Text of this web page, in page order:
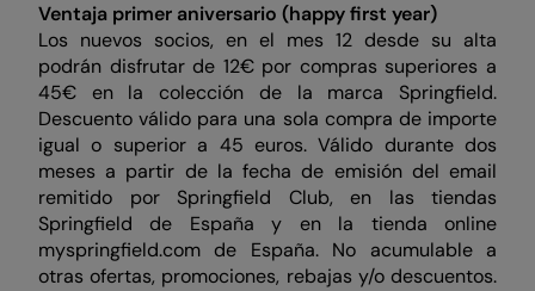
Ventaja primer aniversario (happy first year)
Los nuevos socios, en el mes 12 desde su alta
podrán disfrutar de 12€ por compras superiores a
45€ en la colección de la marca Springfield.
Descuento válido para una sola compra de importe
igual o superior a 45 euros. Válido durante dos
meses a partir de la fecha de emisión del email
remitido por Springfield Club, en las tiendas
Springfield de España y en la tienda online
myspringfield.com de España. No acumulable a
otras ofertas, promociones, rebajas y/o descuentos.